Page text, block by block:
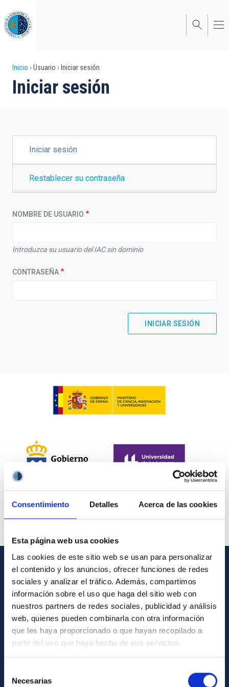
Consentimiento Detalles Acerca de las cookies
Esta página web usa cookies
Las cookies de este sitio web se usan para personalizar
el contenido y los anuncios, ofrecer funciones de redes
sociales y analizar el tráfico. Además, compartimos
información sobre el uso que haga del sitio web con
nuestros partners de redes sociales, publicidad y análisis
web, quienes pueden combinarla con otra información
que les haya proporcionado o que hayan recopilado a
partir del uso que haya hecho de sus servicios.
Necesarias
al
contenido
principal
Sobrescribir
enlaces
la
navegación
Inicio Usuario Iniciar sesión
Iniciar sesión
PRINCIPALES
Iniciar sesión
Restablecer su contraseña
NOMBRE DE USUARIO
Introduzca su usuario del IAC sin dominio
CONTRASEÑA
INFORMACIÓN GENERAL
Contacto
Cómo llegar al IAC
Directorio de personal
Biblioteca